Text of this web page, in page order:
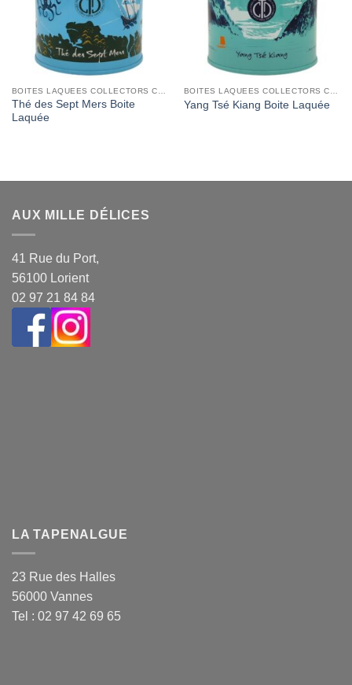
Thé des Sept Mers Boite
Laquée
Yang Tsé Kiang Boite Laquée
AUX MILLE DÉLICES
41 Rue du Port,
56100 Lorient
02 97 21 84 84
LA TAPENALGUE
23 Rue des Halles
56000 Vannes
Tel : 02 97 42 69 65